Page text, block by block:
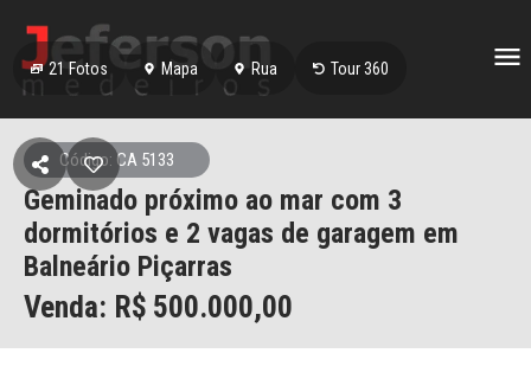
21 Fotos Mapa Rua Tour 360
Código: CA 5133
Geminado próximo ao mar com 3
dormitórios e 2 vagas de garagem em
Balneário Piçarras
Venda: R$ 500.000,00